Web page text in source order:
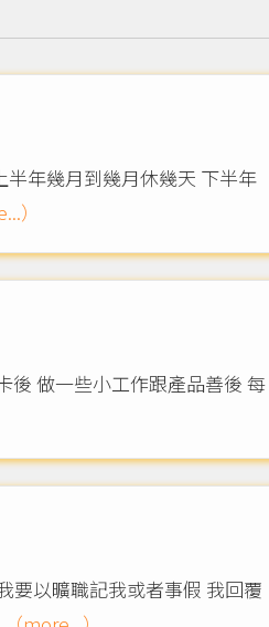
年幾月到幾月休幾天 下半年
）
後 做一些小工作跟產品善後 每
要以曠職記我或者事假 我回覆